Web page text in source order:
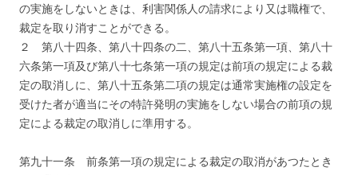
の実施をしないときは、利害関係人の請求により又は職権で、
裁定を取り消すことができる。
２ 第八十四条、第八十四条の二、第八十五条第一項、第八十
六条第一項及び第八十七条第一項の規定は前項の規定による裁
定の取消しに、第八十五条第二項の規定は通常実施権の設定を
受けた者が適当にその特許発明の実施をしない場合の前項の規
定による裁定の取消しに準用する。
第九十一条 前条第一項の規定による裁定の取消があつたとき